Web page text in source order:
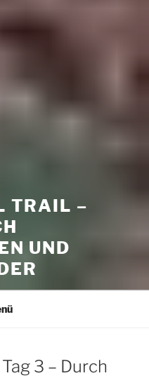
TRAIL –
UND
3 – Durch